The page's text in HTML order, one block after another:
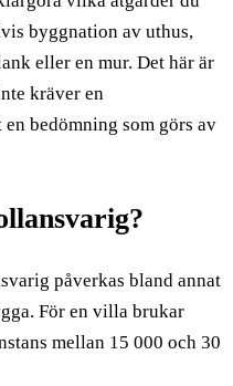
byggnation av uthus,
eller en mur. Det här är
kräver en
bedömning som görs av
påverkas bland annat
För en villa brukar
mellan 15 000 och 30